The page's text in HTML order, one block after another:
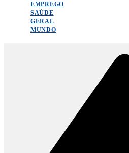
EMPREGO
SAÚDE
GERAL
MUNDO